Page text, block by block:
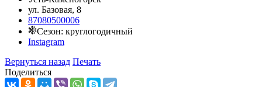
ул. Базовая, 8
87080500006
Сезон: круглогодичный
Instagram
Вернуться назад Печать
Поделиться